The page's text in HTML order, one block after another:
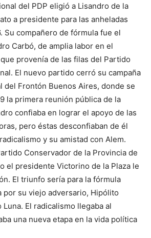
del PDP eligió a Lisandro de la
a presidente para las anheladas
Su compañero de fórmula fue el
Carbó, de amplia labor en el
provenía de las filas del Partido
El nuevo partido cerró su campaña
del Frontón Buenos Aires, donde se
la primera reunión pública de la
confiaba en lograr el apoyo de las
pero éstas desconfiaban de él
y su amistad con Alem.
Conservador de la Provincia de
el presidente Victorino de la Plaza le
El triunfo sería para la fórmula
por su viejo adversario, Hipólito
El radicalismo llegaba al
una nueva etapa en la vida política